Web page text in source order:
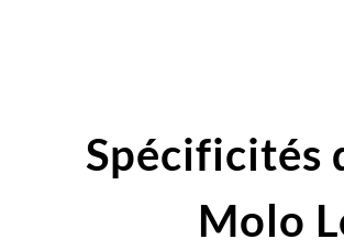
Spécificités
Molo